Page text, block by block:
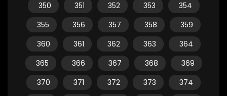
350
351 352 353
354
355
356 357 358
359
360
361 362 363
364
365
366 367 368
369
370
371 372 373
374